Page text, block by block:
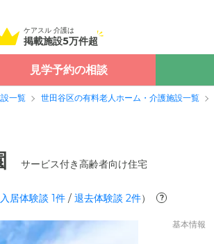
ケアスル 介護は
掲載施設5万件超
見学予約の相談
一覧 世田谷区の有料老人ホーム・介護施設一覧
サービス付き高齢者向け住宅
居体験談 1件 / 退去体験談 2件） ?
基本情報